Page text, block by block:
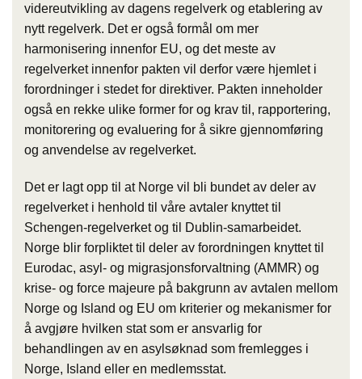
videreutvikling av dagens regelverk og etablering av
nytt regelverk. Det er også formål om mer
harmonisering innenfor EU, og det meste av
regelverket innenfor pakten vil derfor være hjemlet i
forordninger i stedet for direktiver. Pakten inneholder
også en rekke ulike former for og krav til, rapportering,
monitorering og evaluering for å sikre gjennomføring
og anvendelse av regelverket.
Det er lagt opp til at Norge vil bli bundet av deler av
regelverket i henhold til våre avtaler knyttet til
Schengen-regelverket og til Dublin-samarbeidet.
Norge blir forpliktet til deler av forordningen knyttet til
Eurodac, asyl- og migrasjonsforvaltning (AMMR) og
krise- og force majeure på bakgrunn av avtalen mellom
Norge og Island og EU om kriterier og mekanismer for
å avgjøre hvilken stat som er ansvarlig for
behandlingen av en asylsøknad som fremlegges i
Norge, Island eller en medlemsstat.